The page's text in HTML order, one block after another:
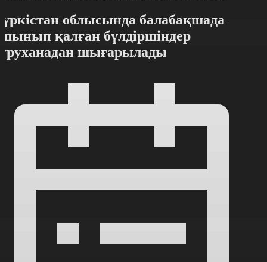
облысында балабақшада
қалған бүлдіршіндер
шығарылады